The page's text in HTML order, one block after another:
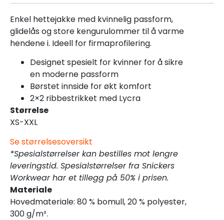
Enkel hettejakke med kvinnelig passform,
glidelås og store kengurulommer til å varme
hendene i. Ideell for firmaprofilering.
Designet spesielt for kvinner for å sikre
en moderne passform
Børstet innside for økt komfort
2×2 ribbestrikket med Lycra
Størrelse
XS-XXL
Se størrelsesoversikt
*Spesialstørrelser kan bestilles mot lengre
leveringstid. Spesialstørrelser fra Snickers
Workwear har et tillegg på 50% i prisen.
Materiale
Hovedmateriale: 80 % bomull, 20 % polyester,
300 g/m².